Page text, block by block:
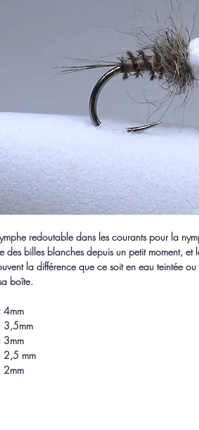
redoutable dans les courants pour la
des billes blanches depuis un petit moment, et
la différence que ce soit en eau teintée
boîte.
3,5mm
2,5 mm